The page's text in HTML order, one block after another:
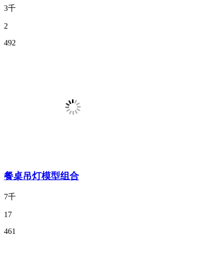
3千
2
492
餐桌吊灯模型组合
7千
17
461